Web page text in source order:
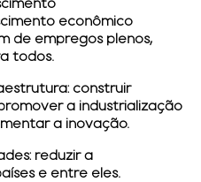
econômico
de empregos plenos,
todos.
construir
a industrialização
a inovação.
reduzir a
e entre eles.